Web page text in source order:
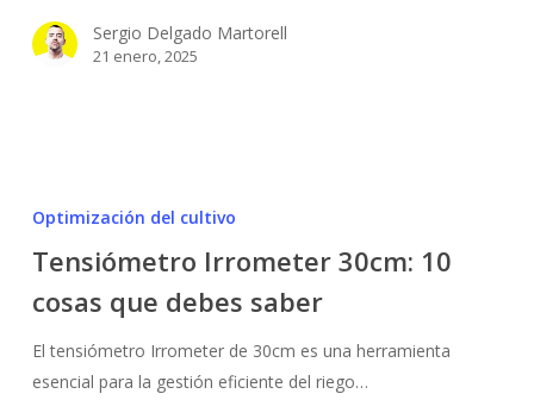
Sergio Delgado Martorell
21 enero, 2025
10
cosas
debes
saber
Optimización del cultivo
Tensiómetro Irrometer 30cm: 10
cosas que debes saber
El tensiómetro Irrometer de 30cm es una herramienta
esencial para la gestión eficiente del riego…